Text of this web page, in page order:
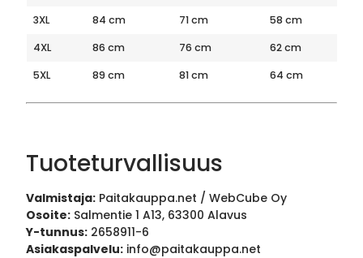
3XL
84 cm 71 cm
58 cm
4XL
86 cm 76 cm
62 cm
5XL
89 cm 81 cm 64 cm
Tuoteturvallisuus
Valmistaja: Paitakauppa.net / WebCube Oy
Osoite: Salmentie 1 A13, 63300 Alavus
Y-tunnus: 2658911-6
Asiakaspalvelu: info@paitakauppa.net